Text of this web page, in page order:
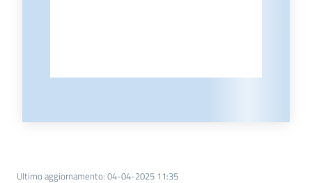
Ultimo aggiornamento: 04-04-2025 11:35